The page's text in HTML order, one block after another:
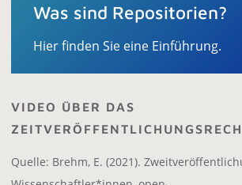
Was sind Repositorien?
Hier finden Sie eine Einführung.
VIDEO ÜBER DAS
Quelle: Brehm, E. (2021).